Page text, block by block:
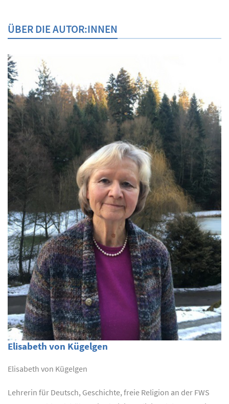
ÜBER DIE AUTOR:INNEN
Elisabeth von Kügelgen
Elisabeth von Kügelgen
Lehrerin für Deutsch, Geschichte, freie Religion an der FWS